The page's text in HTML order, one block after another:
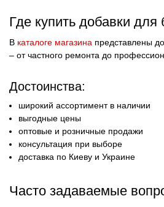
Где купить добавки для
В каталоге магазина представлены
– от частного ремонта до
Достоинства:
широкий ассортимент в наличии
выгодные цены
оптовые и розничные продажи
консультация при выборе
доставка по Киеву и Украине
Часто задаваемые